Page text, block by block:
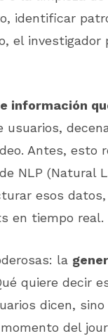
identificar
el investigador
información
usuarios,
Antes, esto
NLP (Natural
esos
en tiempo real.
la
quiere decir
dicen,
del